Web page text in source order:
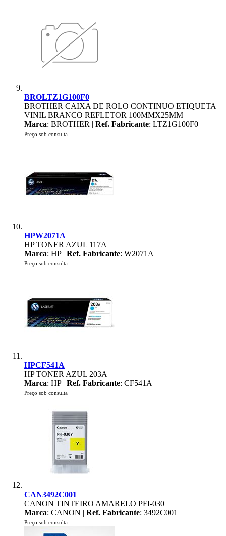
BROLTZ1G100F0
BROTHER CAIXA DE ROLO CONTINUO ETIQUETA
VINIL BRANCO REFLETOR 100MMX25MM
Marca: BROTHER | Ref. Fabricante: LTZ1G100F0
Preço sob consulta
HPW2071A
HP TONER AZUL 117A
Marca: HP | Ref. Fabricante: W2071A
Preço sob consulta
HPCF541A
HP TONER AZUL 203A
Marca: HP | Ref. Fabricante: CF541A
Preço sob consulta
CAN3492C001
CANON TINTEIRO AMARELO PFI-030
Marca: CANON | Ref. Fabricante: 3492C001
Preço sob consulta